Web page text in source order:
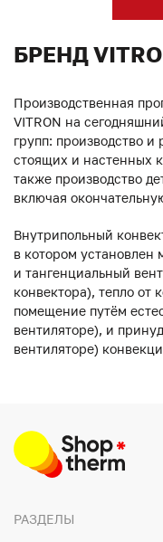
БРЕНД
Производственная
VITRON на
групп: производство и
стоящих и настенных
также производство
включая
Внутрипольный
в котором
и тангенциальный
конвектора), тепло от
помещение путём
вентиляторе), и
вентиляторе)
РАЗДЕЛЫ